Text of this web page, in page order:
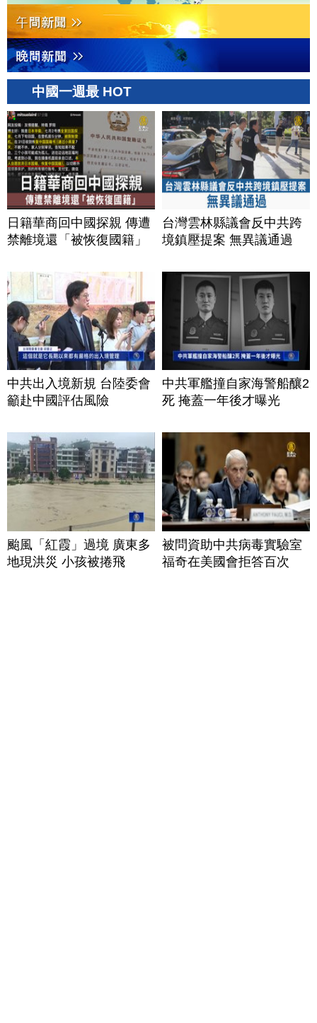
中國一週最 HOT
日籍華商回中國探親 傳遭
禁離境還「被恢復國籍」
台灣雲林縣議會反中共跨
境鎮壓提案 無異議通過
中共出入境新規 台陸委會
籲赴中國評估風險
中共軍艦撞自家海警船釀2
死 掩蓋一年後才曝光
颱風「紅霞」過境 廣東多
地現洪災 小孩被捲飛
被問資助中共病毒實驗室
福奇在美國會拒答百次